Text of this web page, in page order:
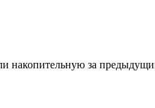
накопительную за